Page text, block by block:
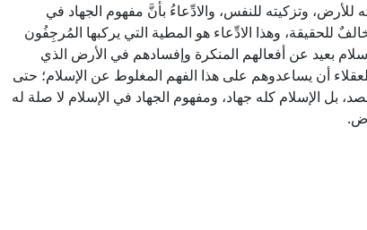
للأرض، وتزكيته للنفس، والادِّعاءُ بأنَّ مفهوم الجهاد في
للحقيقة، وهذا الادِّعاء هو المطية التي يركبها المُرجِفُون
بعيد عن أفعالهم المنكرة وإفسادهم في الأرض الذي
أن يساعدوهم على هذا الفهم المغلوط عن الإسلام؛ حتى
بل الإسلام كله جهاد، ومفهوم الجهاد في الإسلام لا صلة له